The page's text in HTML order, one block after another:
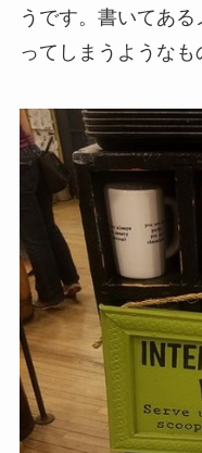
うです。書いてあ
ってしまうようなも